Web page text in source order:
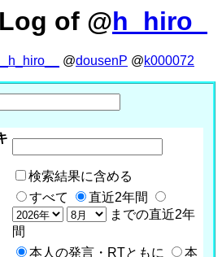
of @h_hiro_
__h_hiro__ @dousenP @k000072
検索結果に含める
すべて
直近2年間
までの直近2年
間
本人の発言・RTともに
本